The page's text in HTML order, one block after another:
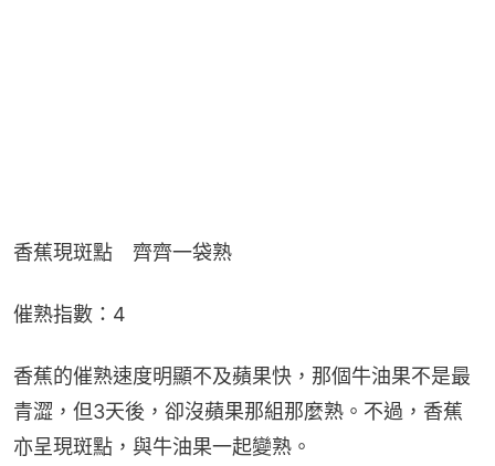
香蕉現斑點　齊齊一袋熟
催熟指數：4
香蕉的催熟速度明顯不及蘋果快，那個牛油果不是最
青澀，但3天後，卻沒蘋果那組那麼熟。不過，香蕉
亦呈現斑點，與牛油果一起變熟。